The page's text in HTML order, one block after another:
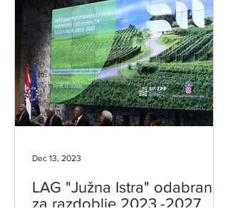
LAG "Južna Istra" odabran
za razdoblje 2023.-2027.
Dec 13, 2023